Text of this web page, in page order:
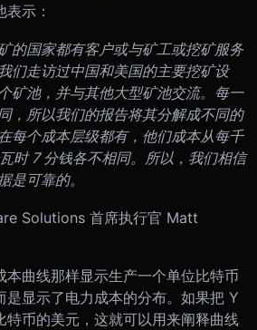
示：
的国家都有客户或与矿工或挖矿服务
们走访过中国和美国的主要挖矿设
矿池，并与其他大型矿池交流。每一
，所以我们的报告将其分解成不同的
每个成本层级都有，他们成本从每千
时 7 分钱各不相同。所以，我们相信
是可靠的。
Solutions 首席执行官 Matt
本曲线那样显示生产一个单位比特币
是显示了电力成本的分布。如果把 Y
特币的美元，这就可以用来阐释曲线